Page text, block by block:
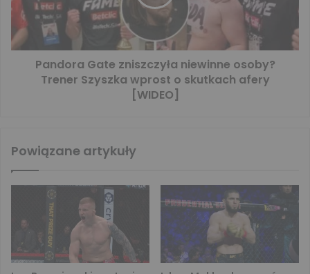
Pandora Gate zniszczyła niewinne osoby?
Trener Szyszka wprost o skutkach afery
[WIDEO]
Powiązane artykuły